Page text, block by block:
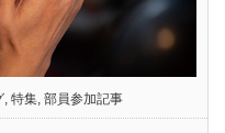
, 特集, 部員参加記事